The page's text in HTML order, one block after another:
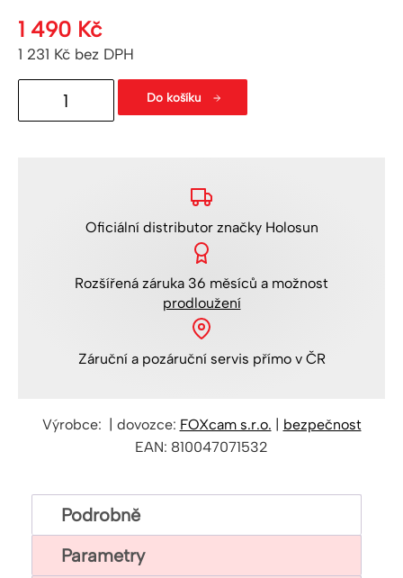
1 490 Kč
1 231 Kč bez DPH
Picatinny
mount
Do košíku
Oficiální distributor značky Holosun
Rozšířená záruka 36 měsíců a možnost
prodloužení
Záruční a pozáruční servis přímo v ČR
Výrobce: | dovozce: FOXcam s.r.o.
bezpečnost
EAN: 810047071532
Podrobně
Parametry